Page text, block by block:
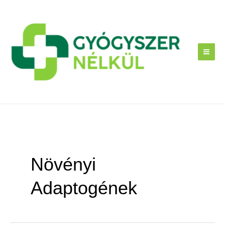
Növényi
Adaptogének